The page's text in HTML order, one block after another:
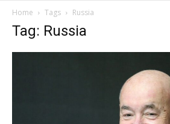
Home Tags Russia
Tag: Russia